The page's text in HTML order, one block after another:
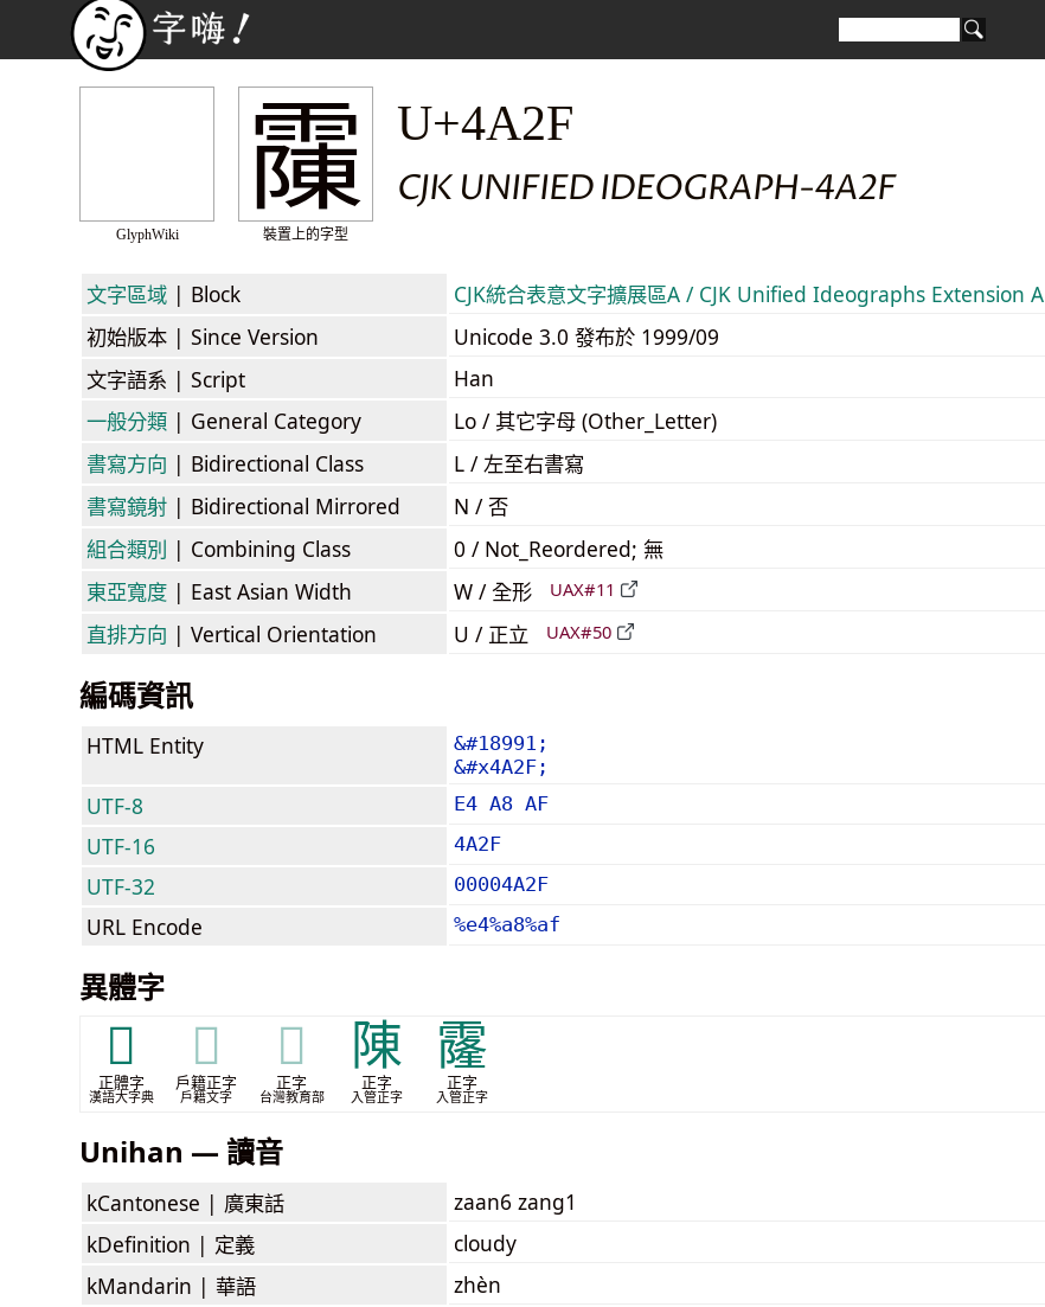
GlyphWiki
䨯
裝置上的字型
U+4A2F
CJK UNIFIED IDEOGRAPH-4A2F
文字區域 | Block CJK統合表意文字擴展區A / CJK Unified Ideographs Extension A
初始版本 | Since Version
Unicode 3.0 發布於 1999/09
文字語系 | Script
Han
一般分類 | General Category
Lo / 其它字母 (Other_Letter)
書寫方向 | Bidirectional Class
L / 左至右書寫
書寫鏡射 | Bidirectional Mirrored
N / 否
組合類別 | Combining Class
0 / Not_Reordered; 無
東亞寬度 | East Asian Width W / 全形 UAX#11
直排方向 | Vertical Orientation U / 正立 UAX#50
編碼資訊
HTML Entity
&#18991;
&#x4A2F;
UTF-8 E4 A8 AF
UTF-16 4A2F
UTF-32 00004A2F
URL Encode %e4%a8%af
異體字
𩄛
正體字
漢語大字典
𩄛
戶籍正字
戶籍文字
𩄛
正字
台灣教育部
陳
正字
入管正字
霳
正字
入管正字
Unihan — 讀音
kCantonese | 廣東話
zaan6 zang1
kDefinition | 定義
cloudy
kMandarin | 華語 zhèn